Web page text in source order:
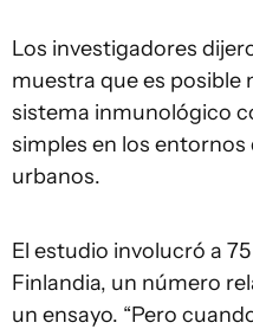
Los investigadores
muestra que es posible
sistema inmunológico
simples en los entornos
urbanos.
El estudio involucró a
Finlandia, un número
un ensayo. “Pero